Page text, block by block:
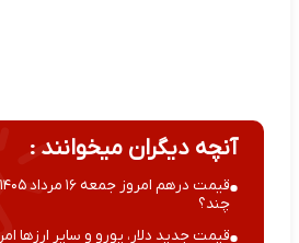
آنچه دیگران میخوانند :
چند؟